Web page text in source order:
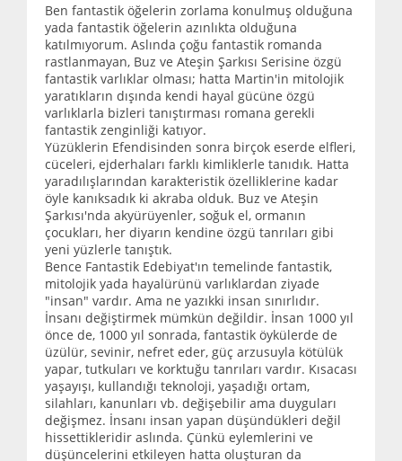
Ben fantastik öğelerin zorlama konulmuş olduğuna
yada fantastik öğelerin azınlıkta olduğuna
katılmıyorum. Aslında çoğu fantastik romanda
rastlanmayan, Buz ve Ateşin Şarkısı Serisine özgü
fantastik varlıklar olması; hatta Martin'in mitolojik
yaratıkların dışında kendi hayal gücüne özgü
varlıklarla bizleri tanıştırması romana gerekli
fantastik zenginliği katıyor.
Yüzüklerin Efendisinden sonra birçok eserde elfleri,
cüceleri, ejderhaları farklı kimliklerle tanıdık. Hatta
yaradılışlarından karakteristik özelliklerine kadar
öyle kanıksadık ki akraba olduk. Buz ve Ateşin
Şarkısı'nda akyürüyenler, soğuk el, ormanın
çocukları, her diyarın kendine özgü tanrıları gibi
yeni yüzlerle tanıştık.
Bence Fantastik Edebiyat'ın temelinde fantastik,
mitolojik yada hayalürünü varlıklardan ziyade
"insan" vardır. Ama ne yazıkki insan sınırlıdır.
İnsanı değiştirmek mümkün değildir. İnsan 1000 yıl
önce de, 1000 yıl sonrada, fantastik öykülerde de
üzülür, sevinir, nefret eder, güç arzusuyla kötülük
yapar, tutkuları ve korktuğu tanrıları vardır. Kısacası
yaşayışı, kullandığı teknoloji, yaşadığı ortam,
silahları, kanunları vb. değişebilir ama duyguları
değişmez. İnsanı insan yapan düşündükleri değil
hissettikleridir aslında. Çünkü eylemlerini ve
düşüncelerini etkileyen hatta oluşturan da